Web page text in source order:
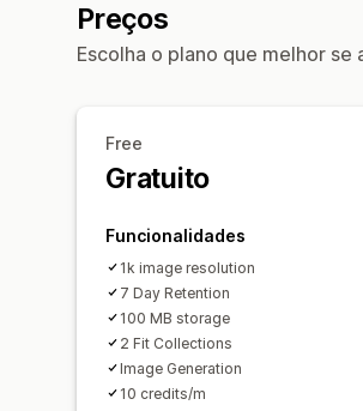
Preços
Escolha o plano que melhor se
Free
Gratuito
Funcionalidades
1k image resolution
7 Day Retention
100 MB storage
2 Fit Collections
Image Generation
10 credits/m